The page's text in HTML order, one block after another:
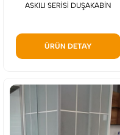
ASKILI SERİSİ DUŞAKABİN
ÜRÜN DETAY